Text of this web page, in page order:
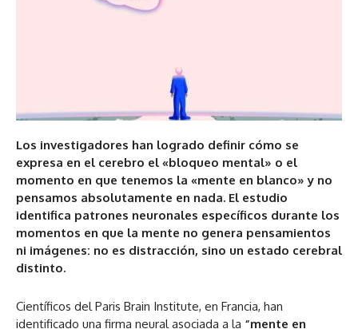
Los investigadores han logrado definir cómo se
expresa en el cerebro el «bloqueo mental» o el
momento en que tenemos la «mente en blanco» y no
pensamos absolutamente en nada. El estudio
identifica patrones neuronales específicos durante los
momentos en que la mente no genera pensamientos
ni imágenes: no es distracción, sino un estado cerebral
distinto.
Científicos del Paris Brain Institute, en Francia, han
identificado una firma neural asociada a la “mente en